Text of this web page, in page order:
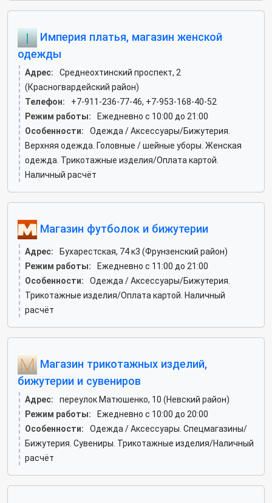
Империя платья, магазин женской
одежды
Адрес:
Среднеохтинский проспект, 2
(Красногвардейский район)
Телефон:
+7-911-236-77-46, +7-953-168-40-52
Режим работы:
Ежедневно с 10:00 до 21:00
Особенности:
Одежда / Аксессуары/Бижутерия.
Верхняя одежда. Головные / шейные уборы. Женская
одежда. Трикотажные изделия/Оплата картой.
Наличный расчёт
Магазин футболок и бижутерии
Адрес:
Бухарестская, 74 к3 (Фрунзенский район)
Режим работы:
Ежедневно с 11:00 до 21:00
Особенности:
Одежда / Аксессуары/Бижутерия.
Трикотажные изделия/Оплата картой. Наличный
расчёт
Магазин трикотажных изделий,
бижутерии и сувениров
Адрес:
переулок Матюшенко, 10 (Невский район)
Режим работы:
Ежедневно с 10:00 до 20:00
Особенности:
Одежда / Аксессуары. Спецмагазины/
Бижутерия. Сувениры. Трикотажные изделия/Наличный
расчёт